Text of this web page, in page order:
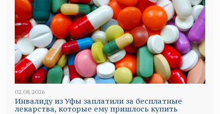
02.08.2026
Инвалиду из Уфы заплатили за бесплатные
лекарства, которые ему пришлось купить